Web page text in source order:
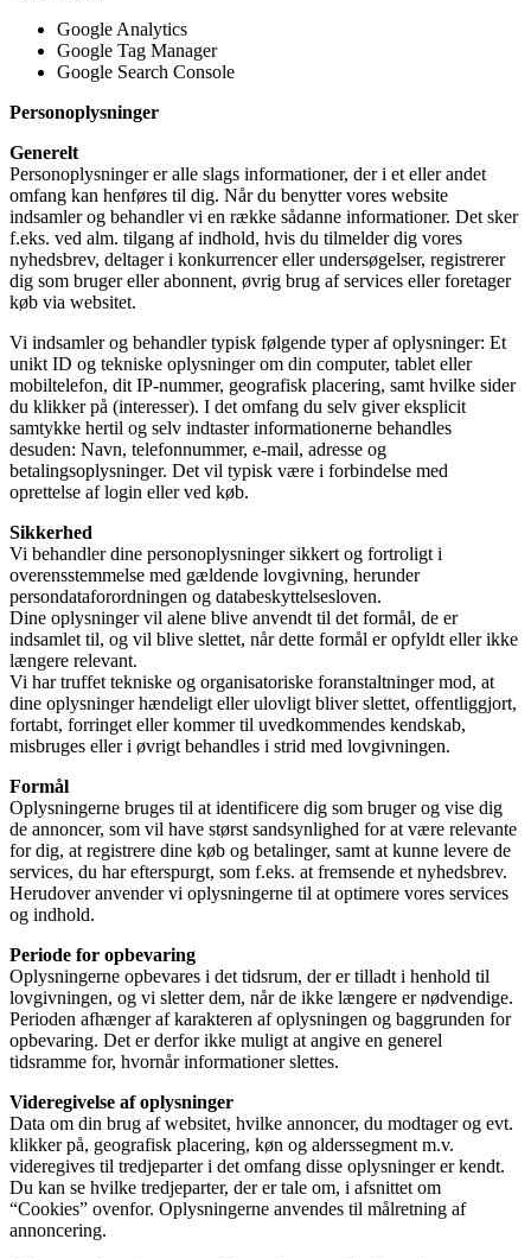
Google Analytics
Google Tag Manager
Google Search Console
Personoplysninger
Generelt
Personoplysninger er alle slags informationer, der i et eller andet
omfang kan henføres til dig. Når du benytter vores website
indsamler og behandler vi en række sådanne informationer. Det sker
f.eks. ved alm. tilgang af indhold, hvis du tilmelder dig vores
nyhedsbrev, deltager i konkurrencer eller undersøgelser, registrerer
dig som bruger eller abonnent, øvrig brug af services eller foretager
køb via websitet.
Vi indsamler og behandler typisk følgende typer af oplysninger: Et
unikt ID og tekniske oplysninger om din computer, tablet eller
mobiltelefon, dit IP-nummer, geografisk placering, samt hvilke sider
du klikker på (interesser). I det omfang du selv giver eksplicit
samtykke hertil og selv indtaster informationerne behandles
desuden: Navn, telefonnummer, e-mail, adresse og
betalingsoplysninger. Det vil typisk være i forbindelse med
oprettelse af login eller ved køb.
Sikkerhed
Vi behandler dine personoplysninger sikkert og fortroligt i
overensstemmelse med gældende lovgivning, herunder
persondataforordningen og databeskyttelsesloven.
Dine oplysninger vil alene blive anvendt til det formål, de er
indsamlet til, og vil blive slettet, når dette formål er opfyldt eller ikke
længere relevant.
Vi har truffet tekniske og organisatoriske foranstaltninger mod, at
dine oplysninger hændeligt eller ulovligt bliver slettet, offentliggjort,
fortabt, forringet eller kommer til uvedkommendes kendskab,
misbruges eller i øvrigt behandles i strid med lovgivningen.
Formål
Oplysningerne bruges til at identificere dig som bruger og vise dig
de annoncer, som vil have størst sandsynlighed for at være relevante
for dig, at registrere dine køb og betalinger, samt at kunne levere de
services, du har efterspurgt, som f.eks. at fremsende et nyhedsbrev.
Herudover anvender vi oplysningerne til at optimere vores services
og indhold.
Periode for opbevaring
Oplysningerne opbevares i det tidsrum, der er tilladt i henhold til
lovgivningen, og vi sletter dem, når de ikke længere er nødvendige.
Perioden afhænger af karakteren af oplysningen og baggrunden for
opbevaring. Det er derfor ikke muligt at angive en generel
tidsramme for, hvornår informationer slettes.
Videregivelse af oplysninger
Data om din brug af websitet, hvilke annoncer, du modtager og evt.
klikker på, geografisk placering, køn og alderssegment m.v.
videregives til tredjeparter i det omfang disse oplysninger er kendt.
Du kan se hvilke tredjeparter, der er tale om, i afsnittet om
“Cookies” ovenfor. Oplysningerne anvendes til målretning af
annoncering.